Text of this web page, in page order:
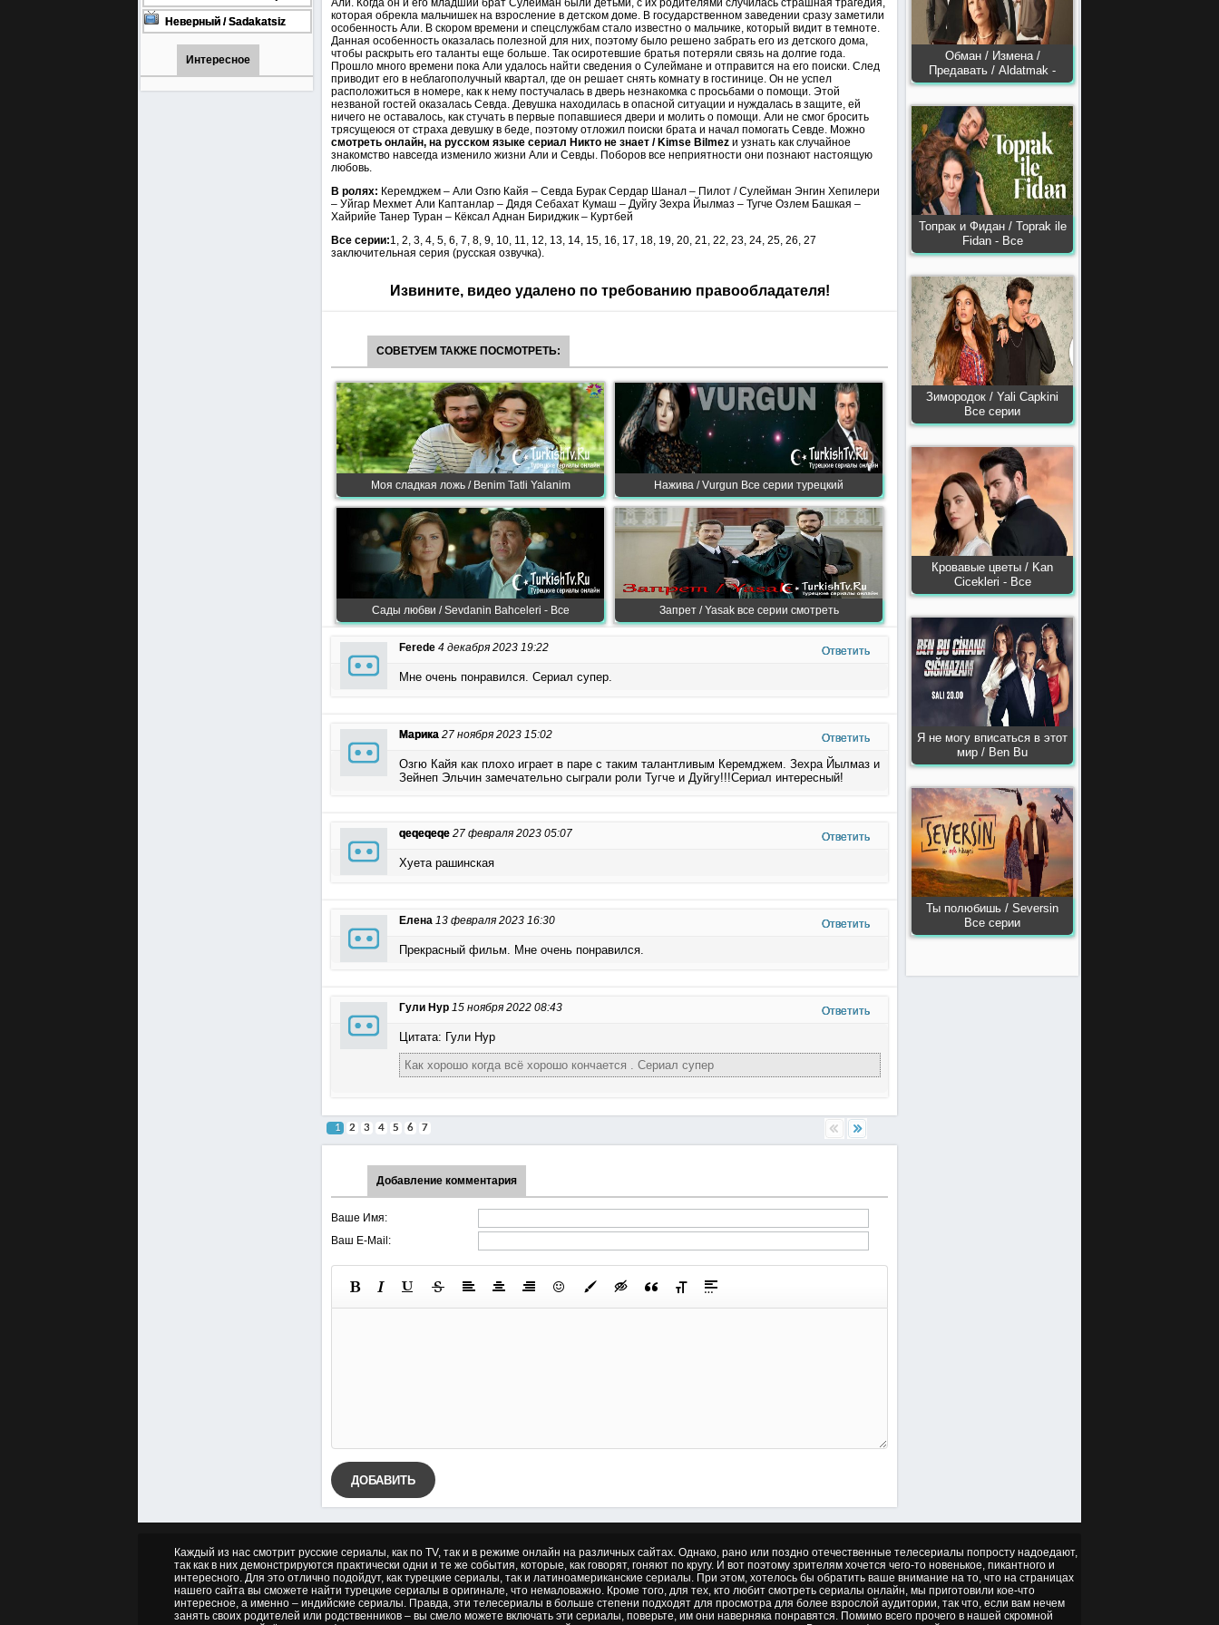
турецкий сериал смотреть
онлайн на русском языке
Неверный / Sadakatsiz
Все серии турецкий сериал
смотреть онлайн на
русском языке
Интересное
Обман / Измена /
Предавать / Aldatmak -
Топрак и Фидан / Toprak ile
Fidan - Все
Зимородок / Yali Capkini
Все серии
Кровавые цветы / Kan
Сiсekleri - Все
Я не могу вписаться в этот
мир / Ben Bu
Ты полюбишь / Seversin
Все серии
Али. Когда он и его младший брат Сулейман были детьми, с их родителями случилась страшная трагедия,
которая обрекла мальчишек на взросление в детском доме. В государственном заведении сразу заметили
особенность Али. В скором времени и спецслужбам стало известно о мальчике, который видит в темноте.
Данная особенность оказалась полезной для них, поэтому было решено забрать его из детского дома,
чтобы раскрыть его таланты еще больше. Так осиротевшие братья потеряли связь на долгие года.
Прошло много времени пока Али удалось найти сведения о Сулеймане и отправится на его поиски. След
приводит его в неблагополучный квартал, где он решает снять комнату в гостинице. Он не успел
расположиться в номере, как к нему постучалась в дверь незнакомка с просьбами о помощи. Этой
незваной гостей оказалась Севда. Девушка находилась в опасной ситуации и нуждалась в защите, ей
ничего не оставалось, как стучать в первые попавшиеся двери и молить о помощи. Али не смог бросить
трясущеюся от страха девушку в беде, поэтому отложил поиски брата и начал помогать Севде. Можно
смотреть онлайн, на русском языке сериал Никто не знает / Kimse Bilmez и узнать как случайное
знакомство навсегда изменило жизни Али и Севды. Поборов все неприятности они познают настоящую
любовь.
В ролях: Керемджем – Али Озгю Кайя – Севда Бурак Сердар Шанал – Пилот / Сулейман Энгин Хепилери
– Уйгар Мехмет Али Каптанлар – Дядя Себахат Кумаш – Дуйгу Зехра Йылмаз – Тугче Озлем Башкая –
Хайрийе Танер Туран – Кёксал Аднан Бириджик – Куртбей
Все серии:1, 2, 3, 4, 5, 6, 7, 8, 9, 10, 11, 12, 13, 14, 15, 16, 17, 18, 19, 20, 21, 22, 23, 24, 25, 26, 27
заключительная серия (русская озвучка).
Извините, видео удалено по требованию правообладателя!
СОВЕТУЕМ ТАКЖЕ ПОСМОТРЕТЬ:
Моя сладкая ложь / Benim Tatli Yalanim Нажива / Vurgun Все серии турецкий
Сады любви / Sevdanin Bahceleri - Все Запрет / Yasak все серии смотреть
Ferede 4 декабря 2023 19:22 Ответить
Мне очень понравился. Сериал супер.
Марика 27 ноября 2023 15:02 Ответить
Озгю Кайя как плохо играет в паре с таким талантливым Керемджем. Зехра Йылмаз и
Зейнеп Эльчин замечательно сыграли роли Тугче и Дуйгу!!!Сериал интересный!
qeqeqeqe 27 февраля 2023 05:07 Ответить
Хуета рашинская
Елена 13 февраля 2023 16:30 Ответить
Прекрасный фильм. Мне очень понравился.
Гули Нур 15 ноября 2022 08:43 Ответить
Цитата: Гули Нур
Как хорошо когда всё хорошо кончается . Сериал супер
1 2 3 4 5 6 7
Добавление комментария
Ваше Имя:
Ваш E-Mail:
ДОБАВИТЬ
Каждый из нас смотрит русские сериалы, как по TV, так и в режиме онлайн на различных сайтах. Однако, рано или поздно отечественные телесериалы попросту надоедают,
так как в них демонстрируются практически одни и те же события, которые, как говорят, гоняют по кругу. И вот поэтому зрителям хочется чего-то новенькое, пикантного и
интересного. Для это отлично подойдут, как турецкие сериалы, так и латиноамериканские сериалы. При этом, хотелось бы обратить ваше внимание на то, что на страницах
нашего сайта вы сможете найти турецкие сериалы в оригинале, что немаловажно. Кроме того, для тех, кто любит смотреть сериалы онлайн, мы приготовили кое-что
интересное, а именно – индийские сериалы. Правда, эти телесериалы в больше степени подходят для просмотра для более взрослой аудитории, так что, если вам нечем
занять своих родителей или родственников – вы смело можете включать эти сериалы, поверьте, им они наверняка понравятся. Помимо всего прочего в нашей скромной